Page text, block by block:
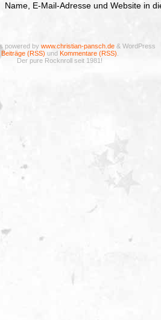
Name, E-Mail-Adresse und Website in
powered by www.christian-pansch.de& WordPress
Beiträge (RSS) und Kommentare (RSS)
Der pure Rocknroll seit 1981!